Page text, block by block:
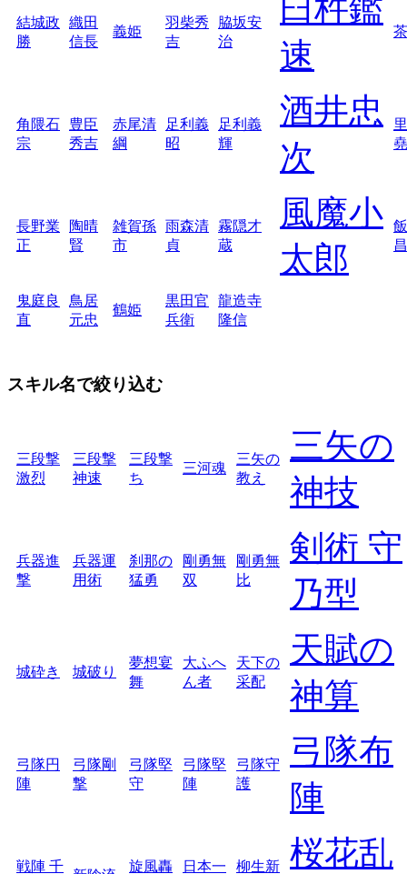
結城政
勝
織田
信長
義姫
羽柴秀
吉
脇坂安
治
臼杵鑑
速
角隈石
宗
豊臣
秀吉
赤尾清
綱
足利義
昭
足利義
輝
酒井忠
次
堯
長野業
正
陶晴
賢
雑賀孫
市
雨森清
貞
霧隠才
蔵
風魔小
太郎
昌
鬼庭良
直
鳥居
元忠
鶴姫
黒田官
兵衛
龍造寺
隆信
スキル名で絞り込む
三段撃
激烈
三段撃
神速
三段撃
ち
三河魂
三矢の
教え
三矢の
神技
兵器進
撃
兵器運
用術
刹那の
猛勇
剛勇無
双
剛勇無
比
剣術 守
乃型
城砕き 城破り
夢想宴
舞
大ふへ
ん者
天下の
采配
天賦の
神算
弓隊円
陣
弓隊剛
撃
弓隊堅
守
弓隊堅
陣
弓隊守
護
弓隊布
陣
戦陣 千 旋風轟 日本一 柳生新 桜花乱